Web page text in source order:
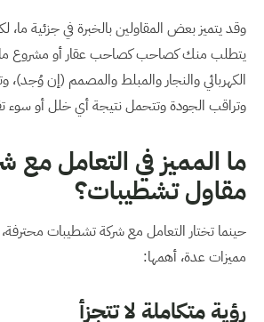
وقد يتميز بعض المقاولين بالخبرة في جزئية ما،
يتطلب منك كصاحب كصاحب عقار أو مشروع ما
الكهربائي والنجار والمبلط والمصمم (إن وُجد)،
وتراقب الجودة وتتحمل نتيجة أي خلل أو سوء
ما المميز في التعامل مع
مقاول تشطيبات؟
حينما تختار التعامل مع شركة تشطيبات
مميزات عدة، أهمها:
رؤية متكاملة لا تتجزأ